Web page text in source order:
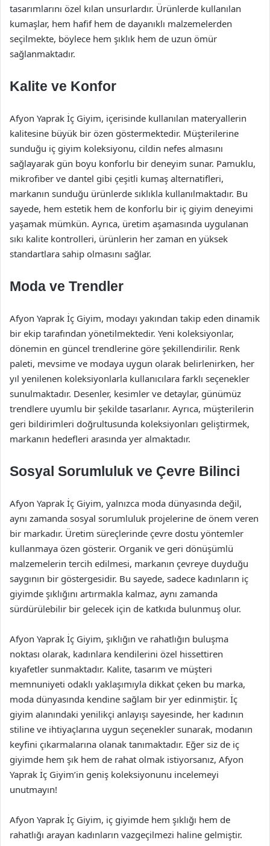
tasarımlarını özel kılan unsurlardır. Ürünlerde kullanılan
kumaşlar, hem hafif hem de dayanıklı malzemelerden
seçilmekte, böylece hem şıklık hem de uzun ömür
sağlanmaktadır.
Kalite ve Konfor
Afyon Yaprak İç Giyim, içerisinde kullanılan materyallerin
kalitesine büyük bir özen göstermektedir. Müşterilerine
sunduğu iç giyim koleksiyonu, cildin nefes almasını
sağlayarak gün boyu konforlu bir deneyim sunar. Pamuklu,
mikrofiber ve dantel gibi çeşitli kumaş alternatifleri,
markanın sunduğu ürünlerde sıklıkla kullanılmaktadır. Bu
sayede, hem estetik hem de konforlu bir iç giyim deneyimi
yaşamak mümkün. Ayrıca, üretim aşamasında uygulanan
sıkı kalite kontrolleri, ürünlerin her zaman en yüksek
standartlara sahip olmasını sağlar.
Moda ve Trendler
Afyon Yaprak İç Giyim, modayı yakından takip eden dinamik
bir ekip tarafından yönetilmektedir. Yeni koleksiyonlar,
dönemin en güncel trendlerine göre şekillendirilir. Renk
paleti, mevsime ve modaya uygun olarak belirlenirken, her
yıl yenilenen koleksiyonlarla kullanıcılara farklı seçenekler
sunulmaktadır. Desenler, kesimler ve detaylar, günümüz
trendlere uyumlu bir şekilde tasarlanır. Ayrıca, müşterilerin
geri bildirimleri doğrultusunda koleksiyonları geliştirmek,
markanın hedefleri arasında yer almaktadır.
Sosyal Sorumluluk ve Çevre Bilinci
Afyon Yaprak İç Giyim, yalnızca moda dünyasında değil,
aynı zamanda sosyal sorumluluk projelerine de önem veren
bir markadır. Üretim süreçlerinde çevre dostu yöntemler
kullanmaya özen gösterir. Organik ve geri dönüşümlü
malzemelerin tercih edilmesi, markanın çevreye duyduğu
saygının bir göstergesidir. Bu sayede, sadece kadınların iç
giyimde şıklığını artırmakla kalmaz, aynı zamanda
sürdürülebilir bir gelecek için de katkıda bulunmuş olur.
Afyon Yaprak İç Giyim, şıklığın ve rahatlığın buluşma
noktası olarak, kadınlara kendilerini özel hissettiren
kıyafetler sunmaktadır. Kalite, tasarım ve müşteri
memnuniyeti odaklı yaklaşımıyla dikkat çeken bu marka,
moda dünyasında kendine sağlam bir yer edinmiştir. İç
giyim alanındaki yenilikçi anlayışı sayesinde, her kadının
stiline ve ihtiyaçlarına uygun seçenekler sunarak, modanın
keyfini çıkarmalarına olanak tanımaktadır. Eğer siz de iç
giyimde hem şık hem de rahat olmak istiyorsanız, Afyon
Yaprak İç Giyim’in geniş koleksiyonunu incelemeyi
unutmayın!
Afyon Yaprak İç Giyim, iç giyimde hem şıklığı hem de
rahatlığı arayan kadınların vazgeçilmezi haline gelmiştir.